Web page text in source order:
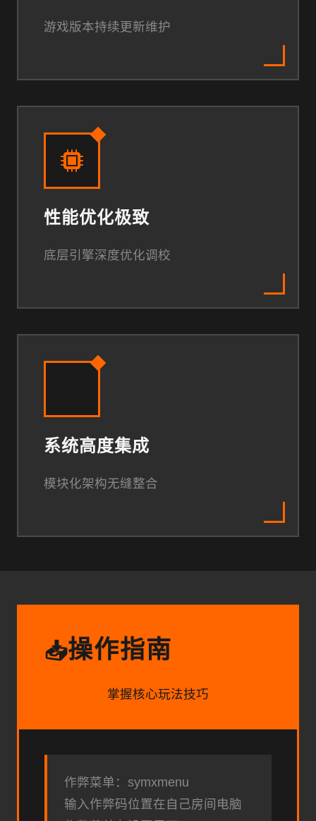
游戏版本持续更新维护
性能优化极致
底层引擎深度优化调校
系统高度集成
模块化架构无缝整合
📥操作指南
掌握核心玩法技巧
作弊菜单：symxmenu
输入作弊码位置在自己房间电脑